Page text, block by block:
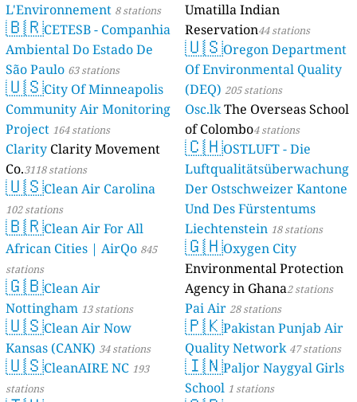
L'Environnement 8 stations
🇧🇷CETESB - Companhia
Ambiental Do Estado De
São Paulo 63 stations
🇺🇸City Of Minneapolis
Community Air Monitoring
Project 164 stations
Clarity Clarity Movement
Co.3118 stations
🇺🇸Clean Air Carolina
102 stations
🇧🇷Clean Air For All
African Cities | AirQo 845
stations
🇬🇧Clean Air
Nottingham 13 stations
🇺🇸Clean Air Now
Kansas (CANK) 34 stations
🇺🇸CleanAIRE NC 193
stations
Umatilla Indian
Reservation44 stations
🇺🇸Oregon Department
Of Environmental Quality
(DEQ) 205 stations
Osc.lkThe Overseas School
of Colombo4 stations
🇨🇭OSTLUFT - Die
Luftqualitätsüberwachung
Der Ostschweizer Kantone
Und Des Fürstentums
Liechtenstein 18 stations
🇬🇭Oxygen City
Environmental Protection
Agency in Ghana2 stations
Pai Air 28 stations
🇵🇰Pakistan Punjab Air
Quality Network 47 stations
🇮🇳Paljor Naygyal Girls
School 1 stations